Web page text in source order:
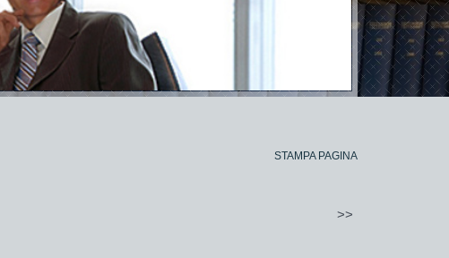
STAMPA PAGINA
>>